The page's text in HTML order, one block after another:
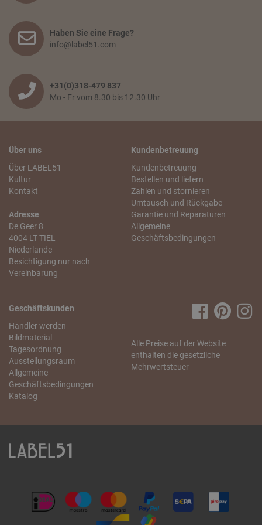
Haben Sie eine Frage?
info@label51.com
+31(0)318-479 837
Mo - Fr vom 8.30 bis 12.30 Uhr
Über uns
Über LABEL51
Kultur
Kontakt
Adresse
De Geer 8
4004 LT TIEL
Niederlande
Besichtigung nur nach
Vereinbarung
Kundenbetreuung
Kundenbetreuung
Bestellen und liefern
Zahlen und stornieren
Umtausch und Rückgabe
Garantie und Reparaturen
Allgemeine
Geschäftsbedingungen
Geschäftskunden
Händler werden
Bildmaterial
Tagesordnung
Ausstellungsraum
Allgemeine
Geschäftsbedingungen
Katalog
Alle Preise auf der Website
enthalten die gesetzliche
Mehrwertsteuer